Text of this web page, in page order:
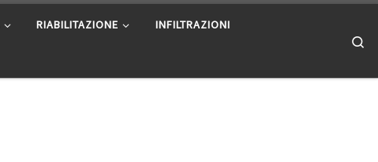
RIABILITAZIONE INFILTRAZIONI